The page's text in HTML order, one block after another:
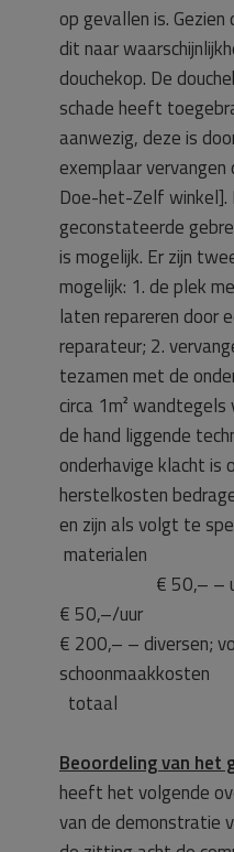
op gevallen is.
dit naar
douchekop. De
schade heeft
aanwezig, deze is
exemplaar vervangen
Doe-het-Zelf winkel].
geconstateerde
is mogelijk. Er zijn
mogelijk: 1. de plek
laten repareren door
reparateur; 2.
tezamen met de
circa 1m²
de hand liggende
onderhavige klacht is
herstelkosten
en zijn als volgt te
€ 50,– – uren
€
€ 200,– – diversen;
totaal
€
Beoordeling van het
heeft het volgende
van de demonstratie